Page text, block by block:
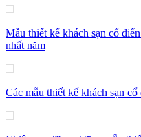
Mẫu thiết kế khách sạn cổ
nhất năm
Các mẫu thiết kế khách sạn